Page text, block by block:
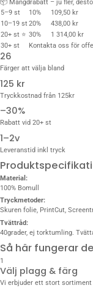
📦 Mängdrabatt – ju fler,
5–9 st
10%
109,50 kr
10–19 st20%
438,00 kr
20+ st ⭐ 30%
1 314,00 kr
30+ st
Kontakta oss för
26
Färger att välja bland
125 kr
Tryckkostnad från 125kr
–30%
Rabatt vid 20+ st
1–2v
Leveranstid inkl tryck
Material:
100% Bomull
Tryckmetoder:
Skuren folie, PrintCut,
Tvättråd:
40grader, ej torktumling.
Så här fungerar
1
Välj plagg & färg
Vi erbjuder ett stort